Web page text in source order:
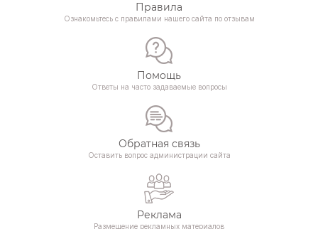
Правила
Ознакомьтесь с правилами нашего сайта по отзывам
Помощь
Ответы на часто задаваемые вопросы
Обратная связь
Оставить вопрос администрации сайта
Реклама
Размещение рекламных материалов